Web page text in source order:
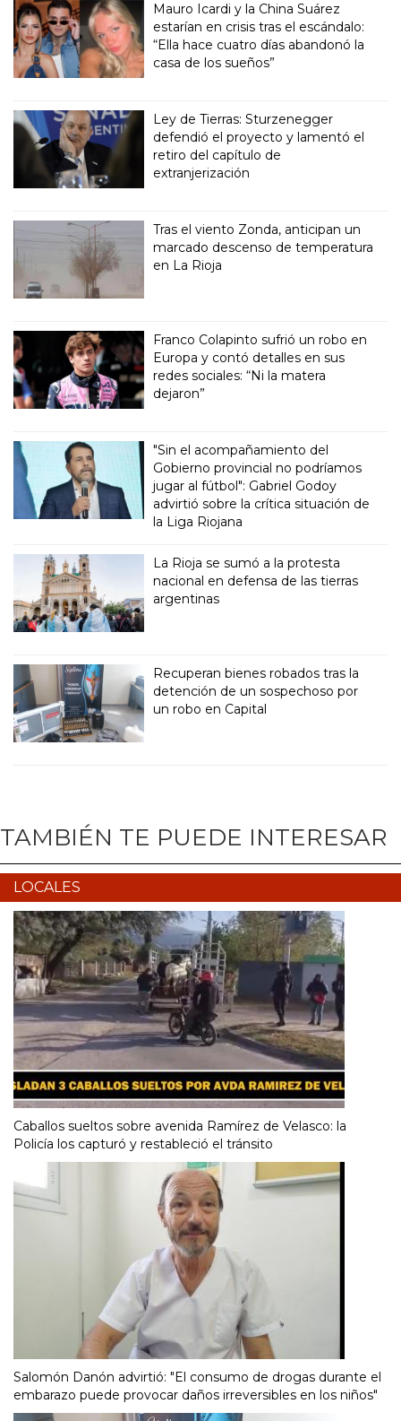
Mauro Icardi y la China Suárez
estarían en crisis tras el escándalo:
“Ella hace cuatro días abandonó la
casa de los sueños”
Ley de Tierras: Sturzenegger
defendió el proyecto y lamentó el
retiro del capítulo de
extranjerización
Tras el viento Zonda, anticipan un
marcado descenso de temperatura
en La Rioja
Franco Colapinto sufrió un robo en
Europa y contó detalles en sus
redes sociales: “Ni la matera
dejaron”
"Sin el acompañamiento del
Gobierno provincial no podríamos
jugar al fútbol": Gabriel Godoy
advirtió sobre la crítica situación de
la Liga Riojana
La Rioja se sumó a la protesta
nacional en defensa de las tierras
argentinas
Recuperan bienes robados tras la
detención de un sospechoso por
un robo en Capital
TAMBIÉN TE PUEDE INTERESAR
LOCALES
Caballos sueltos sobre avenida Ramírez de Velasco: la
Policía los capturó y restableció el tránsito
Salomón Danón advirtió: "El consumo de drogas durante el
embarazo puede provocar daños irreversibles en los niños"